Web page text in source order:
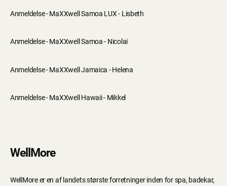
Anmeldelse - MaXXwell Samoa LUX - Lisbeth
Anmeldelse - MaXXwell Samoa - Nicolai
Anmeldelse - MaXXwell Jamaica - Helena
Anmeldelse - MaXXwell Hawaii - Mikkel
WellMore
WellMore er en af landets største forretninger inden for spa, badekar,